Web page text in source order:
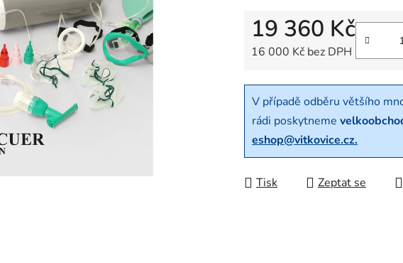
19 360 Kč
16 000 Kč bez DPH
V případě odběru většího
rádi poskytneme
eshop@vitkovice.cz.
Tisk Zeptat se